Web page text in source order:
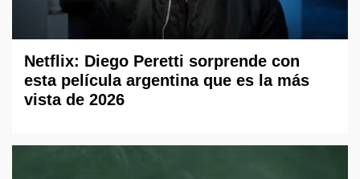
Netflix: Diego Peretti sorprende con
esta película argentina que es la más
vista de 2026